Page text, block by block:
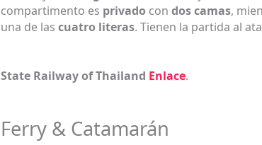
compartimento es privado con dos camas,
una de las cuatro literas. Tienen la partida al
State Railway of Thailand Enlace.
Ferry & Catamarán